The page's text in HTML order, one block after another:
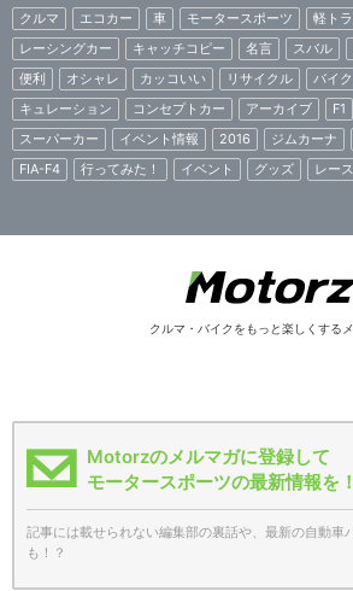
クルマ エコカー 車 モータースポーツ 軽ト
レーシングカー
キャッチコピー 名言 スバル
便利
オシャレ カッコいい リサイクル バイク
キュレーション
コンセプトカー アーカイブ F1
スーパーカー
イベント情報 2016 ジムカーナ
FIA-F4
行ってみた！ イベント グッズ レース
クルマ・バイクをもっと楽しくする
Motorzのメルマガに登録して
モータースポーツの最新情報を！
記事には載せられない編集部の裏話や、最新の自動車
も！？